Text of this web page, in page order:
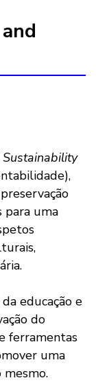
para uma
educação e
do
ferramentas
uma
mesmo.